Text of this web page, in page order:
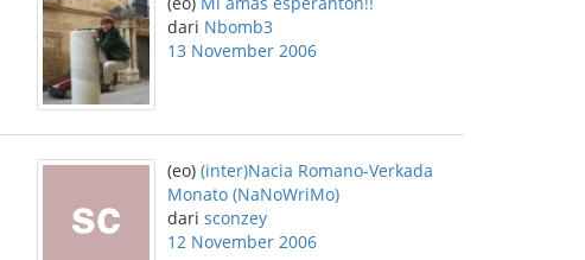
dari Nbomb3
13 November 2006
(eo) (inter)Nacia Romano-Verkada
Monato (NaNoWriMo)
dari sconzey
12 November 2006